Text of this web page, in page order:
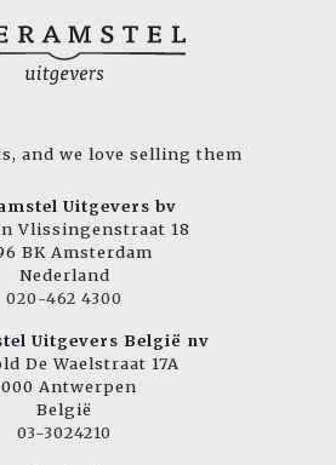
and we love selling them
Uitgevers bv
Vlissingenstraat 18
BK Amsterdam
Nederland
020-462 4300
Uitgevers België nv
De Waelstraat 17A
Antwerpen
België
03-3024210